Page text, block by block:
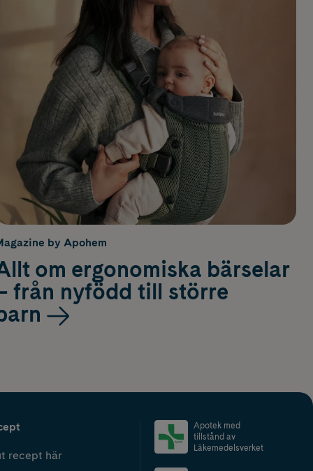
by Apohem
om ergonomiska bärselar
från nyfödd till större
recept här
Apotek med
tillstånd av
Läkemedelsverket